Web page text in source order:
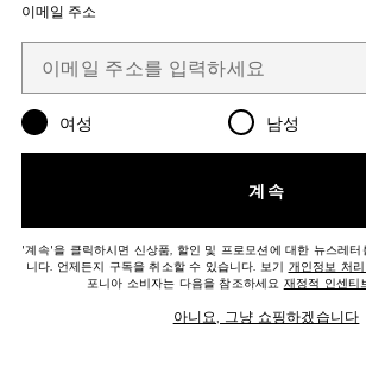
MO 원피스
이메일 주소
여성 남성
계속
'계속'을 클릭하시면 신상품, 할인 및 프로모션에 대한 뉴스레터
니다. 언제든지 구독을 취소할 수 있습니다. 보기 개인정보 처
포니아 소비자는 다음을 참조하세요 재정적 인센티
아니요, 그냥 쇼핑하겠습니다